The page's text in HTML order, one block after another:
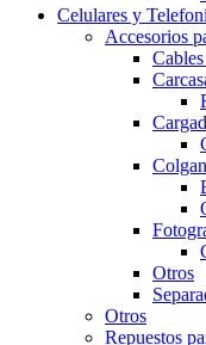
Celulares y
Accesorios
Otros
Otros
Repuestos